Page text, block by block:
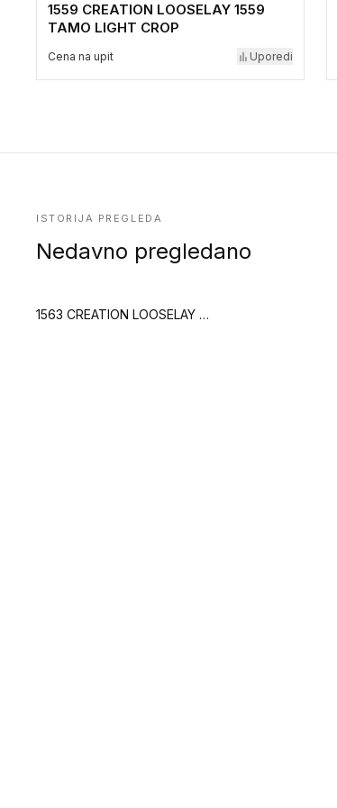
1559 CREATION LOOSELAY 1559
TAMO LIGHT CROP
Cena na upit Uporedi
ISTORIJA PREGLEDA
Nedavno pregledano
1563 CREATION LOOSELAY 1563 GENTLEMAN CREAM (Creation Saga2)